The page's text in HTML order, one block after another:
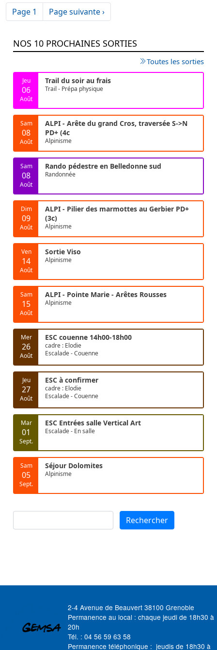
Pagination
Page 1 Page suivante
Page suivante ›
NOS 10 PROCHAINES SORTIES
Toutes les sorties
Jeu
06
Août
Trail du soir au frais
Trail - Prépa physique
Sam
08
Août
ALPI - Arête du grand Cros, traversée S->N
PD+ (4c
Alpinisme
Sam
08
Août
Rando pédestre en Belledonne sud
Randonnée
Dim
09
Août
ALPI - Pilier des marmottes au Gerbier PD+
(3c)
Alpinisme
Ven
14
Août
Sortie Viso
Alpinisme
Sam
15
Août
ALPI - Pointe Marie - Arêtes Rousses
Alpinisme
Mer
26
Août
ESC couenne 14h00-18h00
cadre : Elodie
Escalade - Couenne
Jeu
27
Août
ESC à confirmer
cadre : Elodie
Escalade - Couenne
Mar
01
Sept.
ESC Entrées salle Vertical Art
Escalade - En salle
Sam
05
Sept.
Séjour Dolomites
Alpinisme
Rechercher Rechercher
2-4 Avenue de Beauvert 38100 Grenoble
Permanence au local : chaque jeudi de 18h30 à
20h
Tél. : 04 56 59 63 58
Permanence téléphonique : jeudis de 18h30 à